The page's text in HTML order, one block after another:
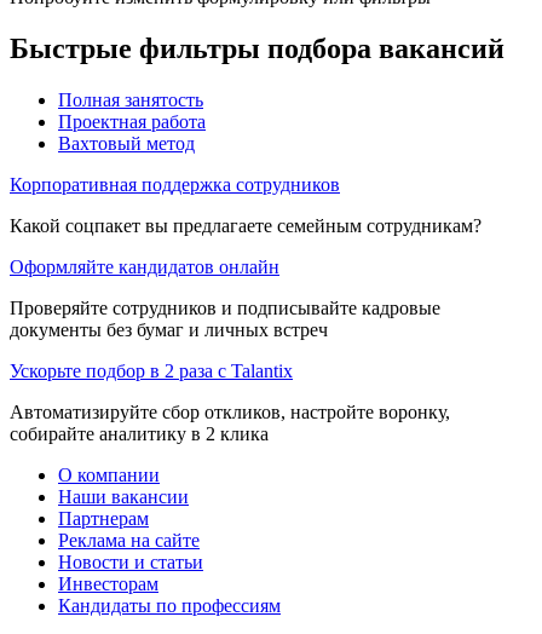
Быстрые фильтры подбора вакансий
Полная занятость
Проектная работа
Вахтовый метод
Корпоративная поддержка сотрудников
Какой соцпакет вы предлагаете семейным сотрудникам?
Оформляйте кандидатов онлайн
Проверяйте сотрудников и подписывайте кадровые
документы без бумаг и личных встреч
Ускорьте подбор в 2 раза с Talantix
Автоматизируйте сбор откликов, настройте воронку,
собирайте аналитику в 2 клика
О компании
Наши вакансии
Партнерам
Реклама на сайте
Новости и статьи
Инвесторам
Кандидаты по профессиям